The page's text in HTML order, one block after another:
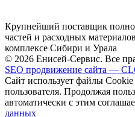
Крупнейший поставщик
частей и расходных
комплексе Сибири и Урала
© 2026 Енисей-Сервис. Все
SEO продвижение сайта —
Сайт использует файлы
пользователя. Продолжая
автоматически с этим
данных